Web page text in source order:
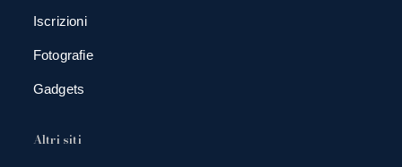
Iscrizioni
Fotografie
Gadgets
Altri siti